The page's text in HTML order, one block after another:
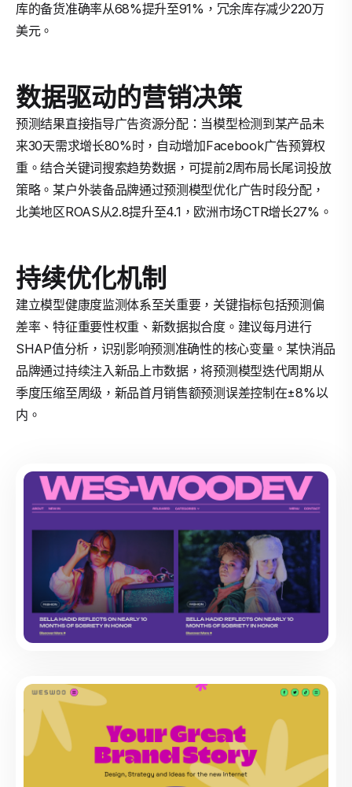
库的备货准确率从68%提升至91%，冗余库存减少220万
美元。
数据驱动的营销决策
预测结果直接指导广告资源分配：当模型检测到某产品未
来30天需求增长80%时，自动增加Facebook广告预算权
重。结合关键词搜索趋势数据，可提前2周布局长尾词投放
策略。某户外装备品牌通过预测模型优化广告时段分配，
北美地区ROAS从2.8提升至4.1，欧洲市场CTR增长27%。
持续优化机制
建立模型健康度监测体系至关重要，关键指标包括预测偏
差率、特征重要性权重、新数据拟合度。建议每月进行
SHAP值分析，识别影响预测准确性的核心变量。某快消品
品牌通过持续注入新品上市数据，将预测模型迭代周期从
季度压缩至周级，新品首月销售额预测误差控制在±8%以
内。